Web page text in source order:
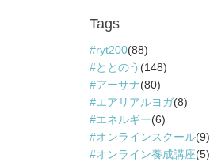
Tags
ryt200(88)
ととのう (148)
アーサナ(80)
エアリアルヨガ(8)
エネルギー(6)
オンラインスクール(9)
オンライン養成講座(5)